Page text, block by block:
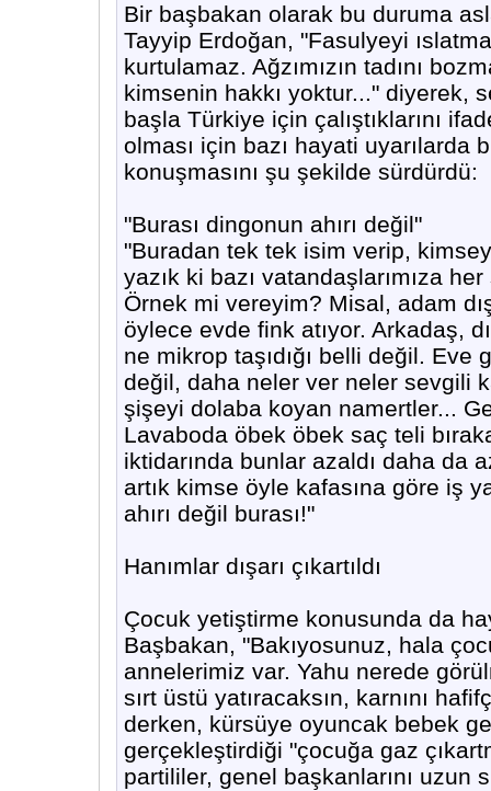
Bir başbakan olarak bu duruma
Tayyip Erdoğan, "Fasulyeyi
kurtulamaz. Ağzımızın tadını
kimsenin hakkı yoktur..." diyerek,
başla Türkiye için çalıştıklarını
olması için bazı hayati uyarılarda
konuşmasını şu şekilde sürdürdü:
"Burası dingonun ahırı değil"
"Buradan tek tek isim verip,
yazık ki bazı vatandaşlarımıza
Örnek mi vereyim? Misal, adam
öylece evde fink atıyor. Arkadaş,
ne mikrop taşıdığı belli değil.
değil, daha neler ver neler sevgili
şişeyi dolaba koyan namertler...
Lavaboda öbek öbek saç teli
iktidarında bunlar azaldı daha da
artık kimse öyle kafasına göre iş
ahırı değil burası!"
Hanımlar dışarı çıkartıldı
Çocuk yetiştirme konusunda da
Başbakan, "Bakıyosunuz, hala
annelerimiz var. Yahu nerede
sırt üstü yatıracaksın, karnını
derken, kürsüye oyuncak bebek
gerçekleştirdiği "çocuğa gaz
partililer, genel başkanlarını uzun